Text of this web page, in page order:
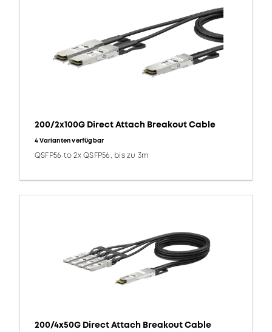
200/2x100G Direct Attach Breakout Cable
4 Varianten verfügbar
QSFP56 to 2x QSFP56, bis zu 3m
200/4x50G Direct Attach Breakout Cable